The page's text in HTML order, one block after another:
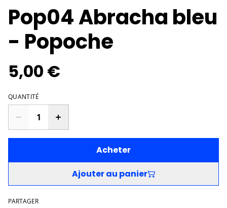
Pop04 Abracha bleu
- Popoche
5,00 €
QUANTITÉ
Acheter
Ajouter au panier
PARTAGER